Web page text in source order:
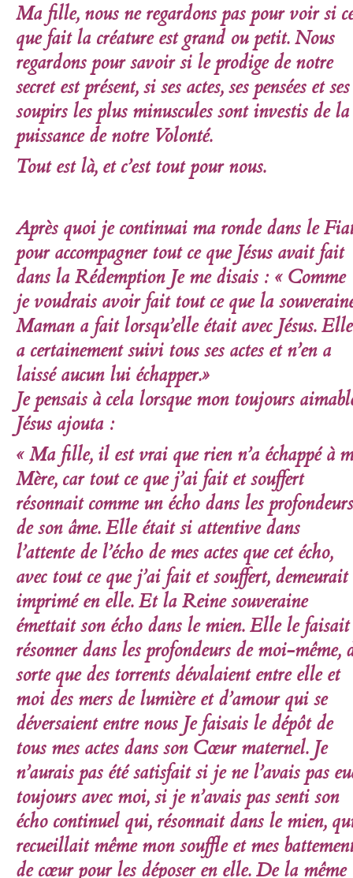
Ma fille, nous ne regardons pas pour voir si
que fait la créature est grand ou petit. Nous
regardons pour savoir si le prodige de notre
secret est présent, si ses actes, ses pensées et ses
soupirs les plus minuscules sont investis de la
puissance de notre Volonté.
Tout est là, et c’est tout pour nous.
Après quoi je continuai ma ronde dans le
pour accompagner tout ce que Jésus avait fait
dans la Rédemption Je me disais : « Comme
je voudrais avoir fait tout ce que la
Maman a fait lorsqu’elle était avec Jésus. Elle
a certainement suivi tous ses actes et n’en a
laissé aucun lui échapper.»
Je pensais à cela lorsque mon toujours
Jésus ajouta :
« Ma fille, il est vrai que rien n’a échappé à
Mère, car tout ce que j’ai fait et souffert
résonnait comme un écho dans les profondeurs
de son âme. Elle était si attentive dans
l’attente de l’écho de mes actes que cet écho,
avec tout ce que j’ai fait et souffert, demeurait
imprimé en elle. Et la Reine souveraine
émettait son écho dans le mien. Elle le faisait
résonner dans les profondeurs de moi-même,
sorte que des torrents dévalaient entre elle et
moi des mers de lumière et d’amour qui se
déversaient entre nous Je faisais le dépôt de
tous mes actes dans son Cœur maternel. Je
n’aurais pas été satisfait si je ne l’avais pas
toujours avec moi, si je n’avais pas senti son
écho continuel qui, résonnait dans le mien,
recueillait même mon souffle et mes
de cœur pour les déposer en elle. De la même